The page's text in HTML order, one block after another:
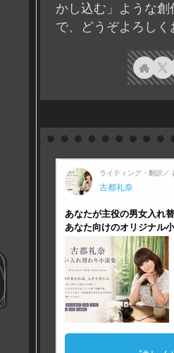
かし込む」ような
で、どうぞよろしく